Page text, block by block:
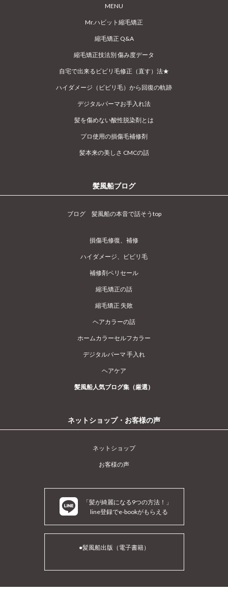
MENU
Mr.ハビット縮毛矯正
縮毛矯正 Q&A
縮毛矯正技法別 傷み度データ
自宅で出来るビビリ毛修正（直す）法★
ハイダメージ（ビビリ毛）から回復の軌跡
デジタルパーマお手入れ法
髪を傷めない酸性脱染剤とは
プロ使用の損傷毛補修剤
髪本来の美しさ CMCの話
髪風船ブログ
ブログ 髪風船の本音で話そうtop
損傷毛修復、補修
ハイダメージ、ビビリ毛
補修剤ペリセール
縮毛矯正の話
縮毛矯正 失敗
ヘアカラーの話
ホームカラーセルフカラー
デジタルパーマ 手入れ
ヘアケア
髪風船人気ブログ集（厳選）
ネットショップ・お客様の声
ネットショップ
お客様の声
「髪が綺麗になる9つの方法！」
line登録でe-bookがもらえる
●髪風船出版（電子書籍）